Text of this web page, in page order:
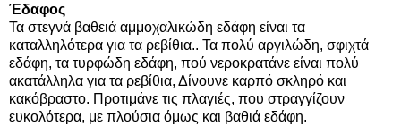
Έδαφος
Τα στεγνά βαθειά αμμοχαλικώδη εδάφη είναι τα
καταλληλότερα για τα ρεβίθια.. Τα πολύ αργιλώδη, σφιχτά
εδάφη, τα τυρφώδη εδάφη, πού νεροκρατάνε είναι πολύ
ακατάλληλα για τα ρεβίθια, Δίνουνε καρπό σκληρό και
κακόβραστο. Προτιμάνε τις πλαγιές, που στραγγίζουν
ευκολότερα, με πλούσια όμως και βαθιά εδάφη.